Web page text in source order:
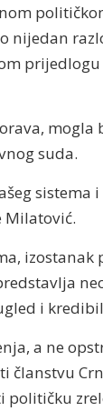
nijedan
prijedlogu
mogla
suda.
sistema
Milatović.
izostanak
i
a ne
članstvu
političku